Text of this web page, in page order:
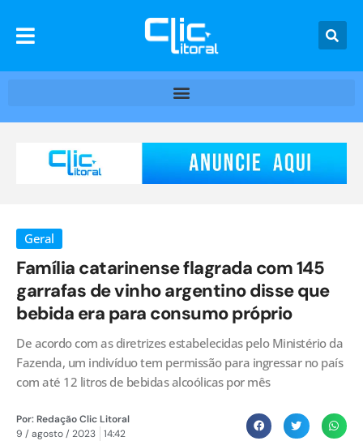
Geral
Família catarinense flagrada com 145
garrafas de vinho argentino disse que
bebida era para consumo próprio
De acordo com as diretrizes estabelecidas pelo Ministério da
Fazenda, um indivíduo tem permissão para ingressar no país
com até 12 litros de bebidas alcoólicas por mês
Por:Redação Clic Litoral
9 / agosto / 2023
14:42